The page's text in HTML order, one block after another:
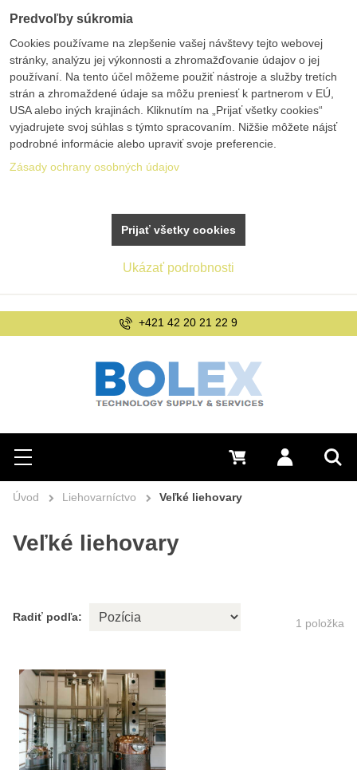
Hľadať
Menu Prihlásiť sa
0 €
+421 42 20 21 22 9
Úvod Liehovarníctvo Veľké liehovary
Veľké liehovary
Radiť podľa: 1 položka
Predvoľby súkromia
Cookies používame na zlepšenie vašej návštevy tejto webovej
stránky, analýzu jej výkonnosti a zhromažďovanie údajov o jej
používaní. Na tento účel môžeme použiť nástroje a služby tretích
strán a zhromaždené údaje sa môžu preniesť k partnerom v EÚ,
USA alebo iných krajinách. Kliknutím na „Prijať všetky cookies“
vyjadrujete svoj súhlas s týmto spracovaním. Nižšie môžete nájsť
podrobné informácie alebo upraviť svoje preferencie.
Zásady ochrany osobných údajov
Ukázať podrobnosti
Prijať všetky cookies